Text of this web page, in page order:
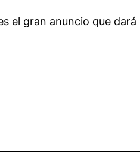
el gran anuncio que